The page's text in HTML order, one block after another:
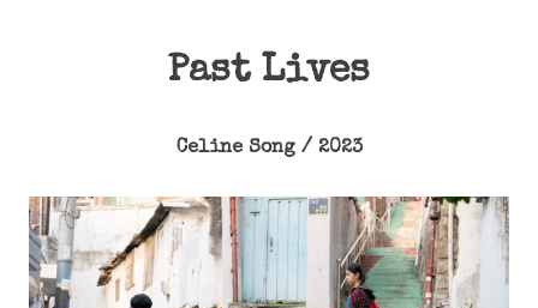
Past Lives
Celine Song / 2023